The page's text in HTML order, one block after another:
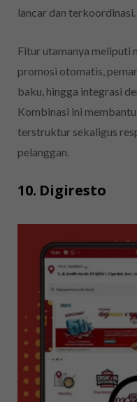
lancar dan terkoordinasi.
Fitur utamanya meliputi
promosi otomatis,
baku, hingga integrasi
Kombinasi ini
terstruktur sekaligus
pelanggan.
10. Digiresto